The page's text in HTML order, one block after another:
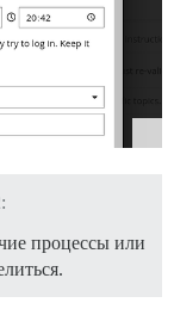
процессы или